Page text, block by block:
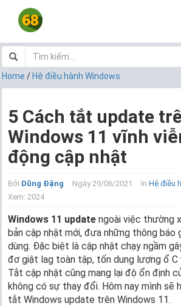
Home / Hệ điều hành Windows
5 Cách tắt update
Windows 11 vĩnh
động cập nhật
Bởi Dũng Đặng Ngày 29/06/2021 In Hệ điều
Xem: 2024
Windows 11 update ngoài việc thường
bản cập nhật mới, đưa những thông báo
dùng. Đặc biệt là cập nhật chạy ngầm
đơ giật lag toàn tập, tốn dung lượng ổ C
Tắt cập nhật cũng mang lại độ ổn định
không có sự thay đổi. Hôm nay mình sẽ
tắt Windows update trên Windows 11.